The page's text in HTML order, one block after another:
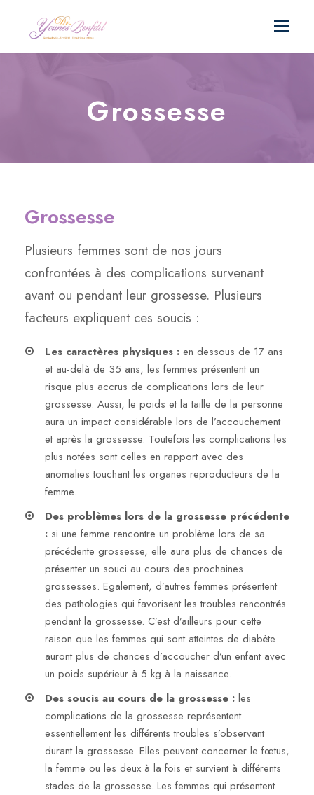
Grossesse
Grossesse
Plusieurs femmes sont de nos jours
confrontées à des complications survenant
avant ou pendant leur grossesse. Plusieurs
facteurs expliquent ces soucis :
Les caractères physiques : en dessous de 17 ans
et au-delà de 35 ans, les femmes présentent un
risque plus accrus de complications lors de leur
grossesse. Aussi, le poids et la taille de la personne
aura un impact considérable lors de l’accouchement
et après la grossesse. Toutefois les complications les
plus notées sont celles en rapport avec des
anomalies touchant les organes reproducteurs de la
femme.
Des problèmes lors de la grossesse précédente
: si une femme rencontre un problème lors de sa
précédente grossesse, elle aura plus de chances de
présenter un souci au cours des prochaines
grossesses. Egalement, d’autres femmes présentent
des pathologies qui favorisent les troubles rencontrés
pendant la grossesse. C’est d’ailleurs pour cette
raison que les femmes qui sont atteintes de diabète
auront plus de chances d’accoucher d’un enfant avec
un poids supérieur à 5 kg à la naissance.
Des soucis au cours de la grossesse : les
complications de la grossesse représentent
essentiellement les différents troubles s’observant
durant la grossesse. Elles peuvent concerner le fœtus,
la femme ou les deux à la fois et survient à différents
stades de la grossesse. Les femmes qui présentent